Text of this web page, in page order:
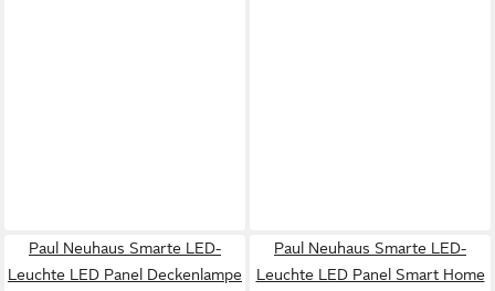
Paul Neuhaus Smarte LED-
Leuchte LED Panel Deckenlampe
Paul Neuhaus Smarte LED-
Leuchte LED Panel Smart Home